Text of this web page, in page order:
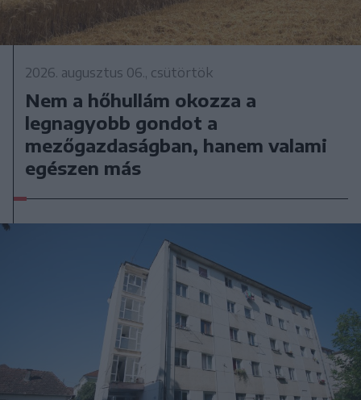
2026. augusztus 06., csütörtök
Nem a hőhullám okozza a
legnagyobb gondot a
mezőgazdaságban, hanem valami
egészen más